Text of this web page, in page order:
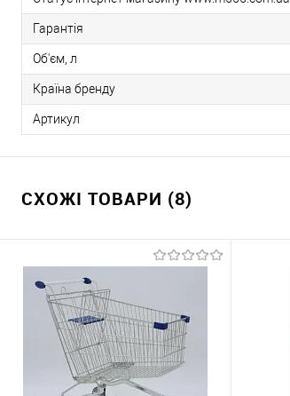
Гарантія
Об'єм, л
Країна бренду
Артикул
СХОЖІ ТОВАРИ (8)